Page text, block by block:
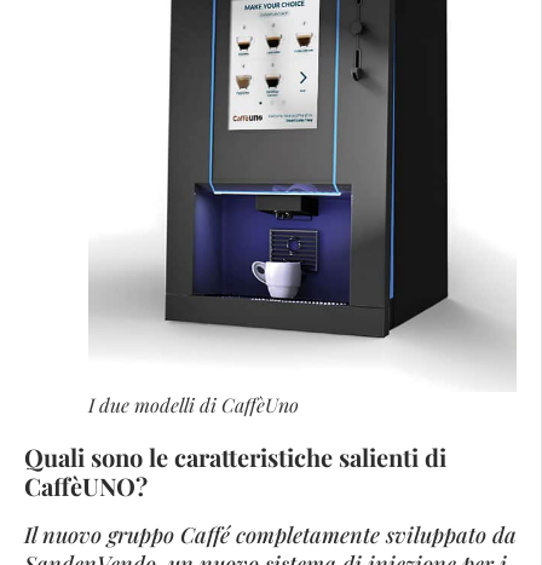
I due modelli di CaffèUno
Quali sono le caratteristiche salienti di
CaffèUNO?
Il nuovo gruppo Caffé completamente sviluppato da